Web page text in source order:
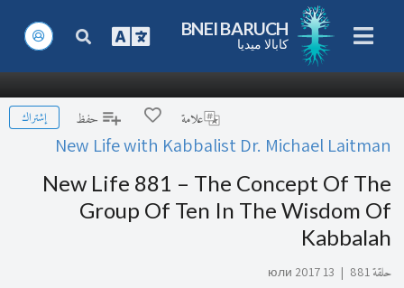
BNEI BARUCH
كابالا ميديا
علامة حفظ إشتراك
New Life with Kabbalist Dr. Michael Laitman
New Life 881 – The Concept Of The
Group Of Ten In The Wisdom Of
Kabbalah
حلقة 881 |
13 юли 2017